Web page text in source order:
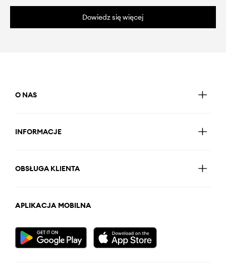
Dowiedz się więcej
O NAS
INFORMACJE
OBSŁUGA KLIENTA
APLIKACJA MOBILNA